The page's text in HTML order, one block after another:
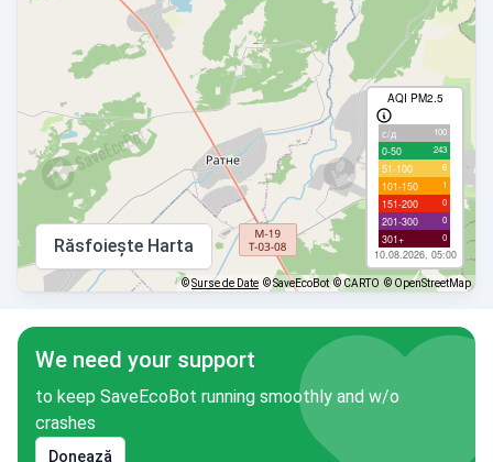
AQI PM2.5
с/д 100
0-50 243
51-100 6
101-150 1
151-200 0
201-300 0
301+ 0
10.08.2026, 05:00
Răsfoiește Harta
©Surse de Date © SaveEcoBot © CARTO © OpenStreetMap
We need your support
to keep SaveEcoBot running smoothly and w/o
crashes
Donează